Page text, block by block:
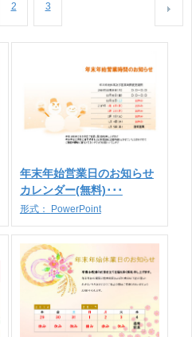
2 3
年末年始営業日のお知らせ
カレンダー(無料)･･･
形式： PowerPoint